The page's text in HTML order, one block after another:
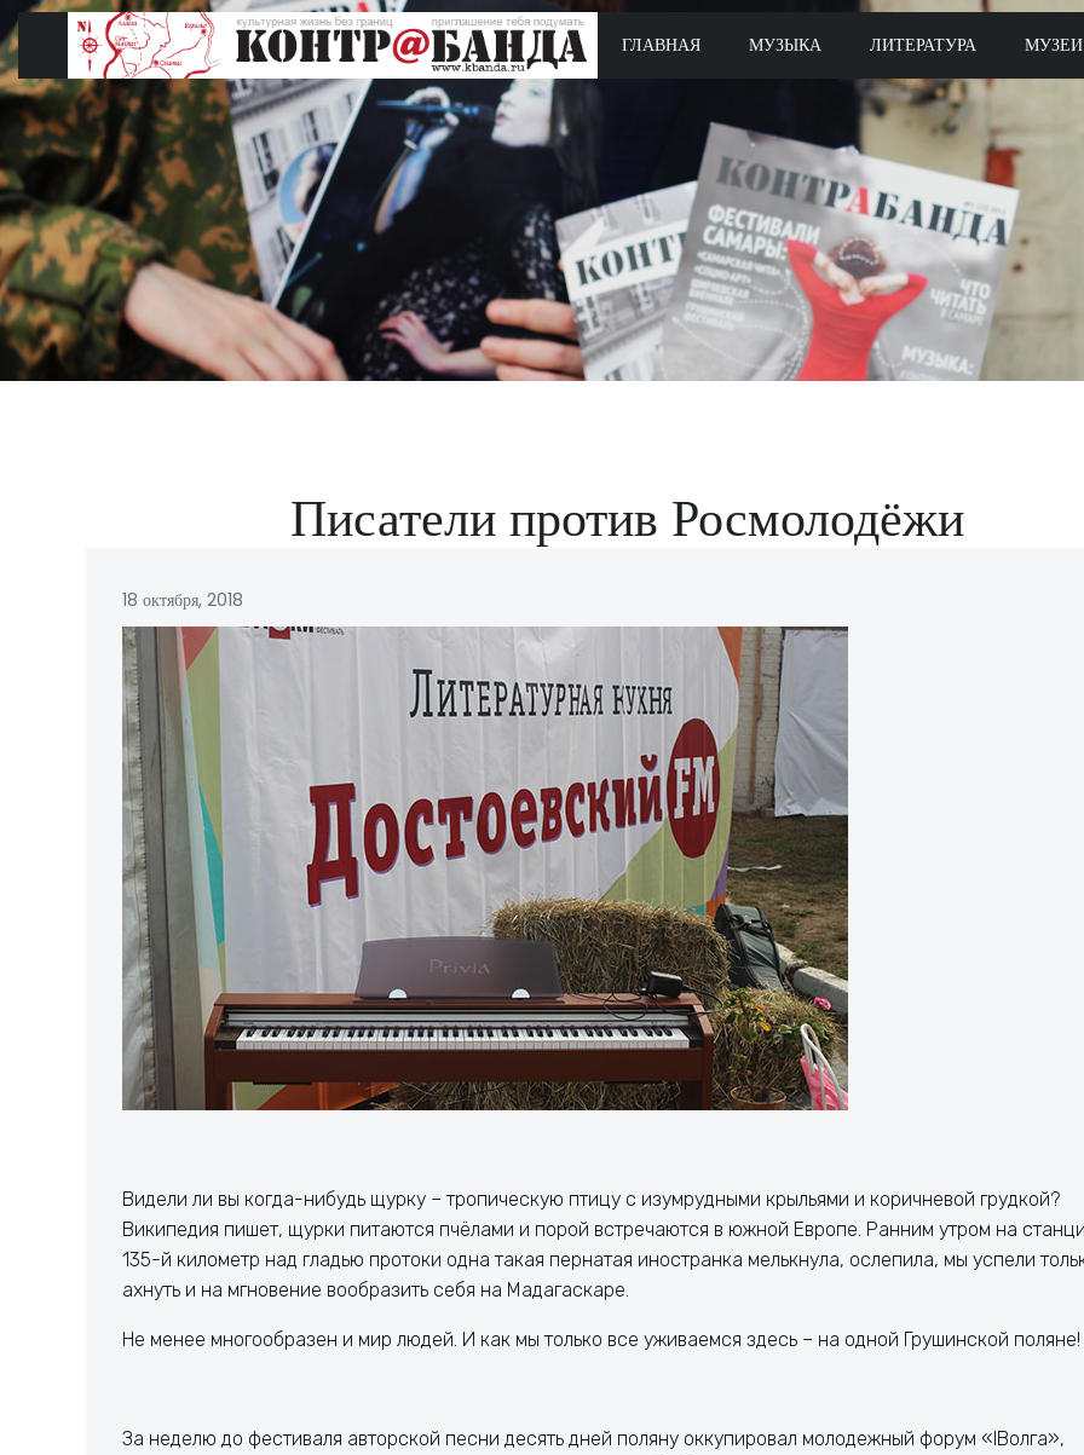
Перейти
к
содержимому
ГЛАВНАЯ МУЗЫКА ЛИТЕРАТУРА
Писатели против Росмолодёжи
18 октября, 2018
Видели ли вы когда-нибудь щурку – тропическую птицу с изумрудными крыльями и коричневой грудкой?
Википедия пишет, щурки питаются пчёлами и порой встречаются в южной Европе. Ранним утром на
135-й километр над гладью протоки одна такая пернатая иностранка мелькнула, ослепила, мы успели
ахнуть и на мгновение вообразить себя на Мадагаскаре.
Не менее многообразен и мир людей. И как мы только все уживаемся здесь – на одной Грушинской поляне!
За неделю до фестиваля авторской песни десять дней поляну оккупировал молодежный форум «IВолга»,